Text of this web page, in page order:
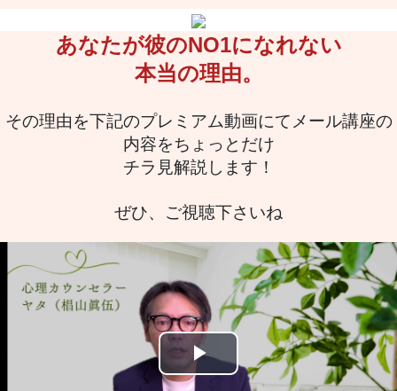
あなたが彼のNO1になれない
本当の理由。
その理由を下記のプレミアム動画にてメール講座の
内容をちょっとだけ
チラ見解説します！
ぜひ、ご視聴下さいね
Play